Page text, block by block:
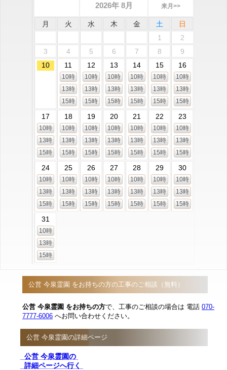
2026年 8月 来月>>
月 火 水 木 金 土
日
1
2
3
4 5 6 7 8
9
10
11
10時
13時
15時
12
10時
13時
15時
13
10時
13時
15時
14
10時
13時
15時
15
10時
13時
15時
16
10時
13時
15時
17
10時
13時
15時
18
10時
13時
15時
19
10時
13時
15時
20
10時
13時
15時
21
10時
13時
15時
22
10時
13時
15時
23
10時
13時
15時
24
10時
13時
15時
25
10時
13時
15時
26
10時
13時
15時
27
10時
13時
15時
28
10時
13時
15時
29
10時
13時
15時
30
10時
13時
15時
31
10時
13時
15時
公営 今泉霊園 をお持ちの方の工事のご相談（無料）
公営 今泉霊園 をお持ちの方で、工事のご相談の場合は 電話 070-
7777-6006 へお問い合わせください。
公営 今泉霊園の詳細ページ
公営 今泉霊園の
詳細ページへ行く